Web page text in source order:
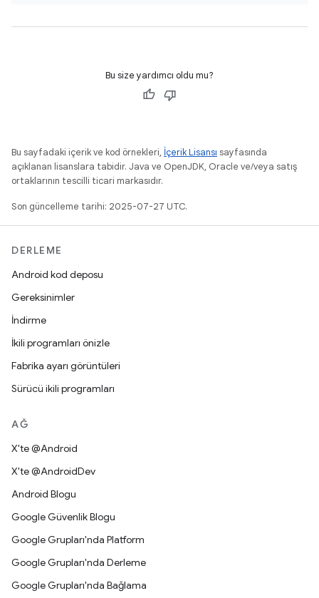
Bu size yardımcı oldu mu?
Bu sayfadaki içerik ve kod örnekleri, İçerik Lisansı sayfasında
açıklanan lisanslara tabidir. Java ve OpenJDK, Oracle ve/veya satış
ortaklarının tescilli ticari markasıdır.
Son güncelleme tarihi: 2025-07-27 UTC.
DERLEME
Android kod deposu
Gereksinimler
İndirme
İkili programları önizle
Fabrika ayarı görüntüleri
Sürücü ikili programları
AĞ
X'te @Android
X'te @AndroidDev
Android Blogu
Google Güvenlik Blogu
Google Grupları'nda Platform
Google Grupları'nda Derleme
Google Grupları'nda Bağlama